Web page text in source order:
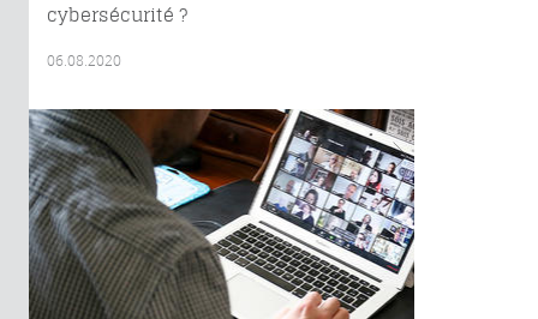
cybersécurité ?
06.08.2020